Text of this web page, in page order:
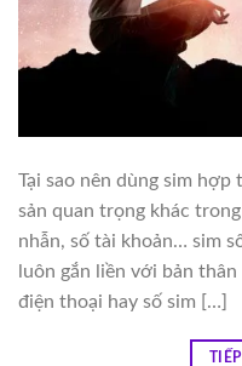
Tại sao nên dùng sim
sản quan trọng khác
nhẫn, số tài khoản… sim
luôn gắn liền với bản
điện thoại hay số sim […]